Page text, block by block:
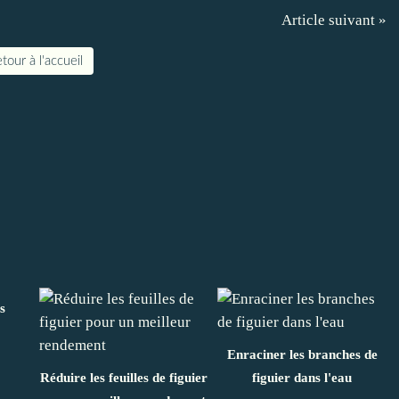
Article suivant »
à l'accueil
Réduire les feuilles de figuier
Enraciner les branches de
figuier dans l'eau